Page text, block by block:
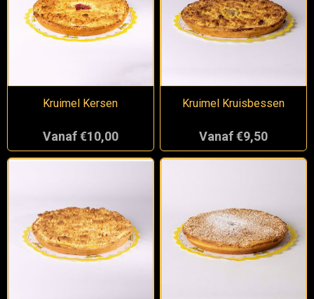
Kruimel Kersen
Vanaf €10,00
Kruimel Kruisbessen
Vanaf €9,50